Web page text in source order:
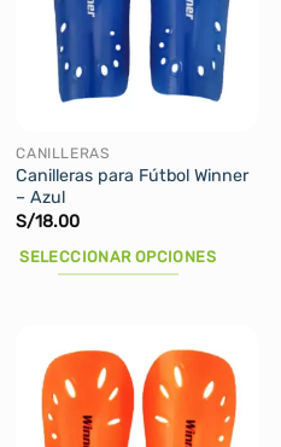
opciones
pueden
elegir
la
página
de
producto
CANILLERAS
Canilleras para Fútbol Winner
– Azul
S/18.00
SELECCIONAR OPCIONES
múltiples
variantes.
Las